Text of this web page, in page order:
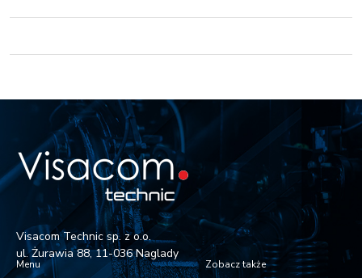
Visacom Technic sp. z o.o.
ul. Żurawia 88, 11-036 Naglady
Menu Zobacz także